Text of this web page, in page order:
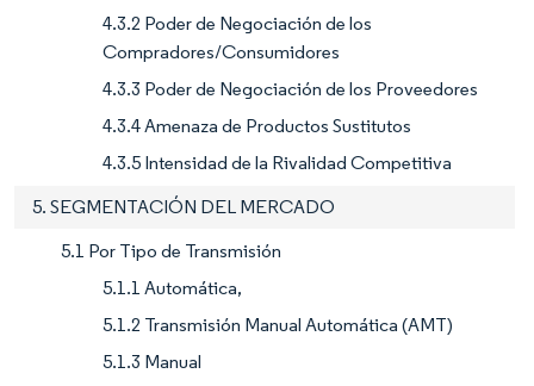
4.3.2 Poder de Negociación de los
Compradores/Consumidores
4.3.3 Poder de Negociación de los Proveedores
4.3.4 Amenaza de Productos Sustitutos
4.3.5 Intensidad de la Rivalidad Competitiva
5. SEGMENTACIÓN DEL MERCADO
5.1 Por Tipo de Transmisión
5.1.1 Automática,
5.1.2 Transmisión Manual Automática (AMT)
5.1.3 Manual